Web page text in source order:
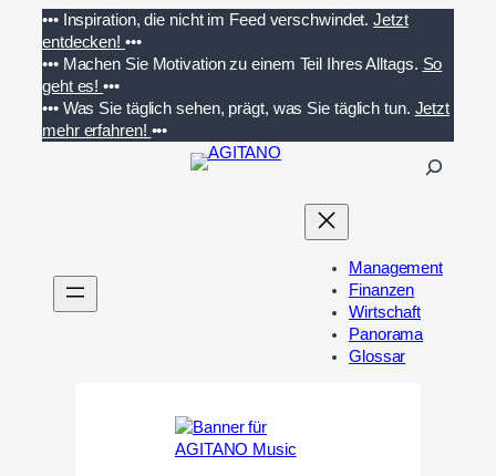
Inhalt
springen
••• Inspiration, die nicht im Feed verschwindet. Jetzt
entdecken! •••
••• Machen Sie Motivation zu einem Teil Ihres Alltags. So
geht es!•••
••• Was Sie täglich sehen, prägt, was Sie täglich tun. Jetzt
mehr erfahren! •••
n
Management
Finanzen
Wirtschaft
Panorama
Glossar